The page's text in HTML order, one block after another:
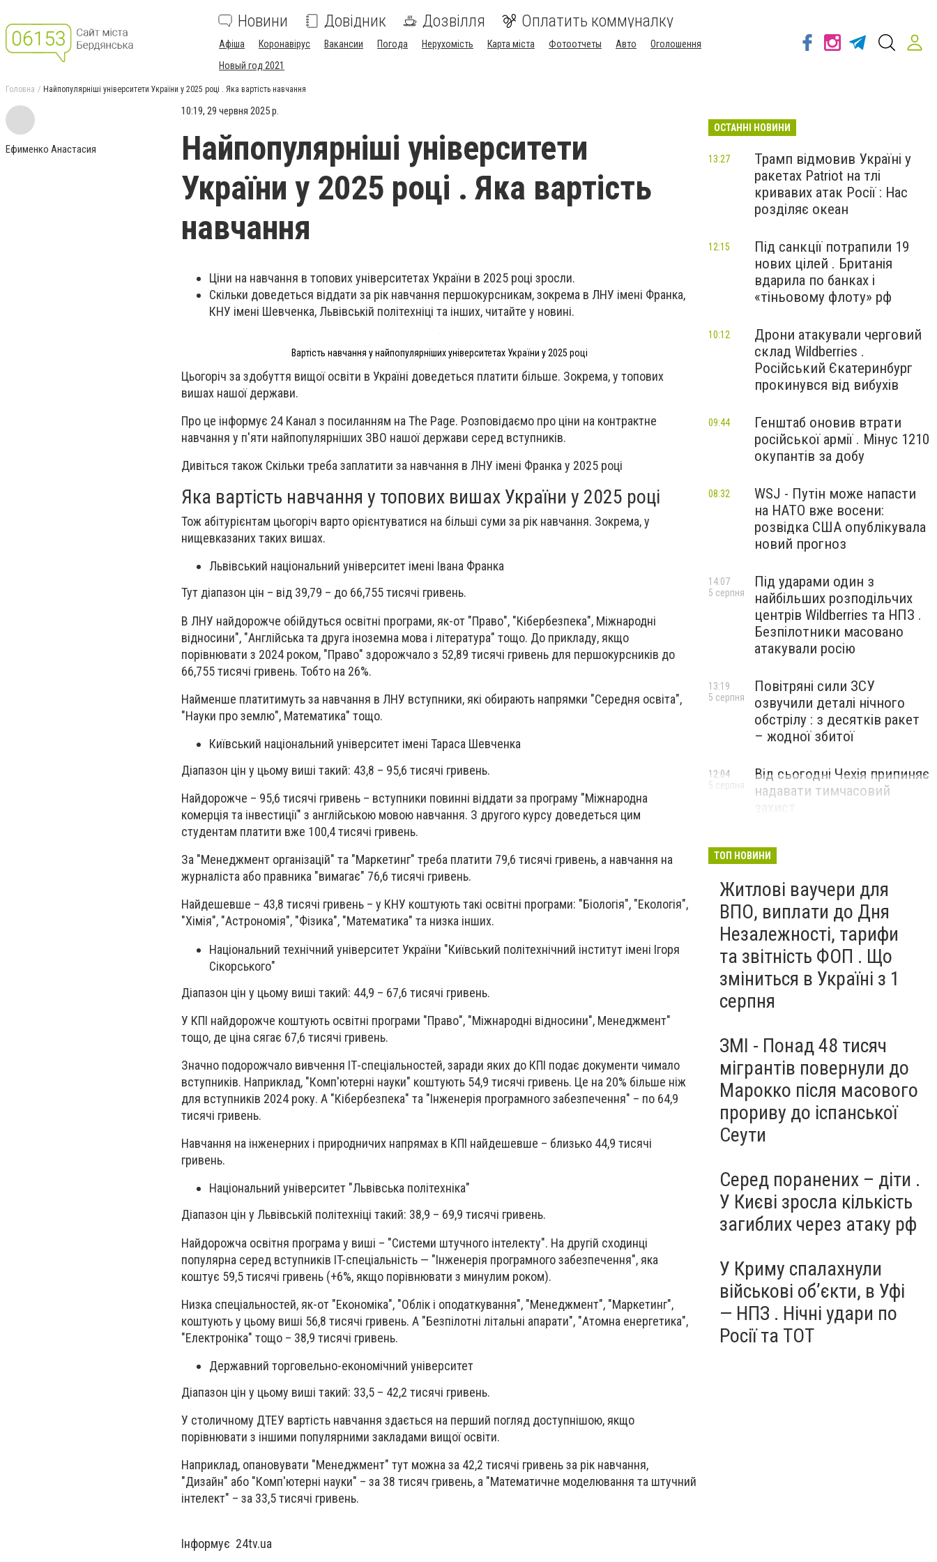
Новини Довідник Дозвілля Оплатить коммуналку
Афіша Коронавірус Вакансии Погода Нерухомість Карта міста Фотоотчеты Авто
Оголошення
Новый год 2021
Головна Найпопулярніші університети України у 2025 році . Яка вартість навчання
Ефименко Анастасия
10:19, 29 червня 2025 р.
Найпопулярніші університети
України у 2025 році . Яка вартість
навчання
Ціни на навчання в топових університетах України в 2025 році зросли.
Скільки доведеться віддати за рік навчання першокурсникам, зокрема в ЛНУ імені Франка,
КНУ імені Шевченка, Львівській політехніці та інших, читайте у новині.
Вартість навчання у найпопулярніших університетах України у 2025 році
Цьогоріч за здобуття вищої освіти в Україні доведеться платити більше. Зокрема, у топових
вишах нашої держави.
Про це інформує 24 Канал з посиланням на The Page. Розповідаємо про ціни на контрактне
навчання у п'яти найпопулярніших ЗВО нашої держави серед вступників.
Дивіться також Скільки треба заплатити за навчання в ЛНУ імені Франка у 2025 році
Яка вартість навчання у топових вишах України у 2025 році
Тож абітурієнтам цьогоріч варто орієнтуватися на більші суми за рік навчання. Зокрема, у
нищевказаних таких вишах.
Львівський національний університет імені Івана Франка
Тут діапазон цін – від 39,79 – до 66,755 тисячі гривень.
В ЛНУ найдорожче обійдуться освітні програми, як-от "Право", "Кібербезпека", Міжнародні
відносини", "Англійська та друга іноземна мова і література" тощо. До прикладу, якщо
порівнювати з 2024 роком, "Право" здорожчало з 52,89 тисячі гривень для першокурсників до
66,755 тисячі гривень. Тобто на 26%.
Найменше платитимуть за навчання в ЛНУ вступники, які обирають напрямки "Середня освіта",
"Науки про землю", Математика" тощо.
Київський національний університет імені Тараса Шевченка
Діапазон цін у цьому виші такий: 43,8 – 95,6 тисячі гривень.
Найдорожче – 95,6 тисячі гривень – вступники повинні віддати за програму "Міжнародна
комерція та інвестиції" з англійською мовою навчання. З другого курсу доведеться цим
студентам платити вже 100,4 тисячі гривень.
За "Менеджмент організацій" та "Маркетинг" треба платити 79,6 тисячі гривень, а навчання на
журналіста або правника "вимагає" 76,6 тисячі гривень.
Найдешевше – 43,8 тисячі гривень – у КНУ коштують такі освітні програми: "Біологія", "Екологія",
"Хімія", "Астрономія", "Фізика", "Математика" та низка інших.
Національний технічний університет України "Київський політехнічний інститут імені Ігоря
Сікорського"
Діапазон цін у цьому виші такий: 44,9 – 67,6 тисячі гривень.
У КПІ найдорожче коштують освітні програми "Право", "Міжнародні відносини", Менеджмент"
тощо, де ціна сягає 67,6 тисячі гривень.
Значно подорожчало вивчення ІТ-спеціальностей, заради яких до КПІ подає документи чимало
вступників. Наприклад, "Комп'ютерні науки" коштують 54,9 тисячі гривень. Це на 20% більше ніж
для вступників 2024 року. А "Кібербезпека" та "Інженерія програмного забезпечення" – по 64,9
тисячі гривень.
Навчання на інженерних і природничих напрямах в КПІ найдешевше – близько 44,9 тисячі
гривень.
Національний університет "Львівська політехніка"
Діапазон цін у Львівській політехніці такий: 38,9 – 69,9 тисячі гривень.
Найдорожча освітня програма у виші – "Системи штучного інтелекту". На другій сходинці
популярна серед вступників IT-спеціальність — "Інженерія програмного забезпечення", яка
коштує 59,5 тисячі гривень (+6%, якщо порівнювати з минулим роком).
Низка спеціальностей, як-от "Економіка", "Облік і оподаткування", "Менеджмент", "Маркетинг",
коштують у цьому виші 56,8 тисячі гривень. А "Безпілотні літальні апарати", "Атомна енергетика",
"Електроніка" тощо – 38,9 тисячі гривень.
Державний торговельно-економічний університет
Діапазон цін у цьому виші такий: 33,5 – 42,2 тисячі гривень.
У столичному ДТЕУ вартість навчання здається на перший погляд доступнішою, якщо
порівнювати з іншими популярними закладами вищої освіти.
Наприклад, опановувати "Менеджмент" тут можна за 42,2 тисячі гривень за рік навчання,
"Дизайн" або "Комп'ютерні науки" – за 38 тисяч гривень, а "Математичне моделювання та штучний
інтелект" – за 33,5 тисячі гривень.
Інформує 24tv.ua
ОСТАННІ НОВИНИ
Трамп відмовив Україні у
ракетах Patriot на тлі
кривавих атак Росії : Нас
розділяє океан
13:27
Під санкції потрапили 19
нових цілей . Британія
вдарила по банках і
«тіньовому флоту» рф
12:15
Дрони атакували черговий
склад Wildberries .
Російський Єкатеринбург
прокинувся від вибухів
10:12
Генштаб оновив втрати
російської армії . Мінус 1210
окупантів за добу
09:44
WSJ - Путін може напасти
на НАТО вже восени:
розвідка США опублікувала
новий прогноз
08:32
Під ударами один з
найбільших розподільчих
центрів Wildberries та НПЗ .
Безпілотники масовано
атакували росію
14:07
5 серпня
Повітряні сили ЗСУ
озвучили деталі нічного
обстрілу : з десятків ракет
– жодної збитої
13:19
5 серпня
Від сьогодні Чехія припиняє
надавати тимчасовий
12:04
5 серпня
ТОП НОВИНИ
Житлові ваучери для
ВПО, виплати до Дня
Незалежності, тарифи
та звітність ФОП . Що
зміниться в Україні з 1
серпня
ЗМІ - Понад 48 тисяч
мігрантів повернули до
Марокко після масового
прориву до іспанської
Сеути
Серед поранених – діти .
У Києві зросла кількість
загиблих через атаку рф
У Криму спалахнули
військові об’єкти, в Уфі
— НПЗ . Нічні удари по
Росії та ТОТ